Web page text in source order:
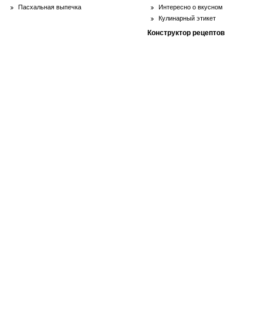
Пасхальная выпечка
Интересно о вкусном
Кулинарный этикет
Конструктор рецептов